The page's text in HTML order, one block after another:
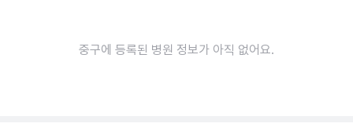
중구에 등록된 병원 정보가 아직 없어요.